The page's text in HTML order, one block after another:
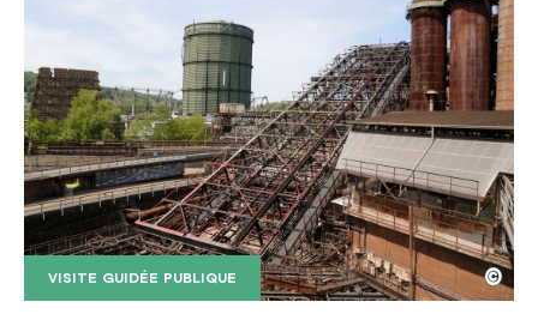
VISITE GUIDÉE PUBLIQUE
Le monte-charge incliné de la Völklinger Hütte
Copyright: Weltkulturerbe Völklinger Hütte | Karl
©